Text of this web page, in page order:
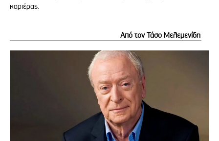
καριέρας.
Από τον Τάσο Μελεμενίδη